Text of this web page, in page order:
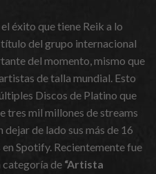
éxito que tiene Reik a lo
del grupo internacional
del momento, mismo que
de talla mundial. Esto
Discos de Platino que
tres mil millones de streams
de lado sus más de 16
Spotify. Recientemente fue
categoría de “Artista